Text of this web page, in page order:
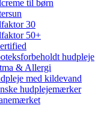
til børn
30
50+
hudpleje
& Allergi
med kildevand
hudplejemærker